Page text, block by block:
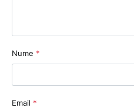
Nume *
Email *